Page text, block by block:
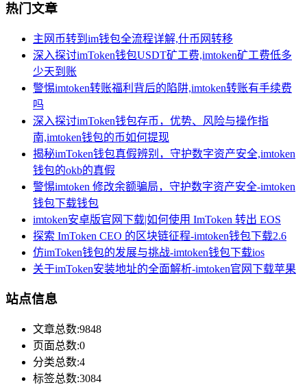
热门文章
主网币转到im钱包全流程详解,什币网转移
深入探讨imToken钱包USDT矿工费,imtoken矿工费低多
少天到账
警惕imtoken转账福利背后的陷阱,imtoken转账有手续费
吗
深入探讨imToken钱包存币，优势、风险与操作指
南,imtoken钱包的币如何提现
揭秘imToken钱包真假辨别，守护数字资产安全,imtoken
钱包的okb的真假
警惕imtoken 修改余额骗局，守护数字资产安全-imtoken
钱包下载钱包
imtoken安卓版官网下载|如何使用 ImToken 转出 EOS
探索 ImToken CEO 的区块链征程-imtoken钱包下载2.6
仿imToken钱包的发展与挑战-imtoken钱包下载ios
关于imToken安装地址的全面解析-imtoken官网下载苹果
站点信息
文章总数:9848
页面总数:0
分类总数:4
标签总数:3084